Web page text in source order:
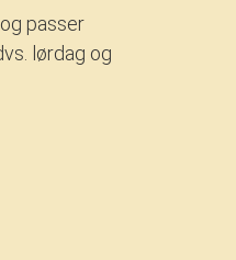
passer
lørdag og